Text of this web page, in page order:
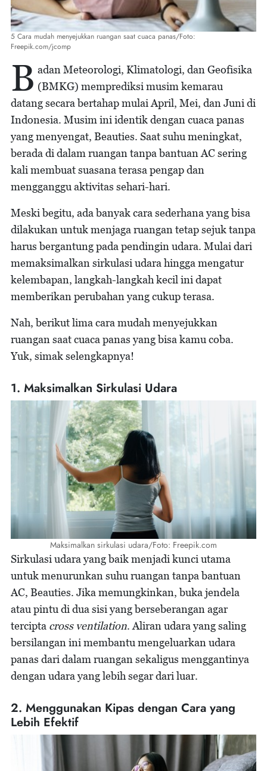
5 Cara mudah menyejukkan ruangan saat cuaca panas/Foto:
Freepik.com/jcomp
B adan Meteorologi, Klimatologi, dan Geofisika
(BMKG) memprediksi musim kemarau
datang secara bertahap mulai April, Mei, dan Juni di
Indonesia. Musim ini identik dengan cuaca panas
yang menyengat, Beauties. Saat suhu meningkat,
berada di dalam ruangan tanpa bantuan AC sering
kali membuat suasana terasa pengap dan
mengganggu aktivitas sehari-hari.
Meski begitu, ada banyak cara sederhana yang bisa
dilakukan untuk menjaga ruangan tetap sejuk tanpa
harus bergantung pada pendingin udara. Mulai dari
memaksimalkan sirkulasi udara hingga mengatur
kelembapan, langkah-langkah kecil ini dapat
memberikan perubahan yang cukup terasa.
Nah, berikut lima cara mudah menyejukkan
ruangan saat cuaca panas yang bisa kamu coba.
Yuk, simak selengkapnya!
1. Maksimalkan Sirkulasi Udara
Maksimalkan sirkulasi udara/Foto: Freepik.com
Sirkulasi udara yang baik menjadi kunci utama
untuk menurunkan suhu ruangan tanpa bantuan
AC, Beauties. Jika memungkinkan, buka jendela
atau pintu di dua sisi yang berseberangan agar
tercipta cross ventilation. Aliran udara yang saling
bersilangan ini membantu mengeluarkan udara
panas dari dalam ruangan sekaligus menggantinya
dengan udara yang lebih segar dari luar.
2. Menggunakan Kipas dengan Cara yang
Lebih Efektif